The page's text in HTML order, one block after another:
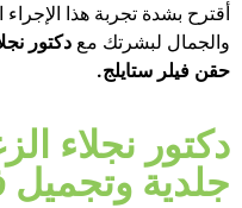
أقترح بشدة تجربة هذا
والجمال لبشرتك مع دكتور
حقن فيلر ستايلج.
دكتور نجلاء
جلدية